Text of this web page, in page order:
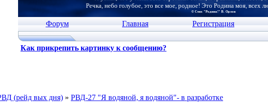
Речка, небо голубое, это все мое, родное! Это Родина моя, всех
© Стих "Родина!" В. Орлов
Форум Главная Регистрация
Как прикрепить картинку к сообщению?
(рейд вых дня) » РВД-27 "Я водяной, я водяной"- в разработке